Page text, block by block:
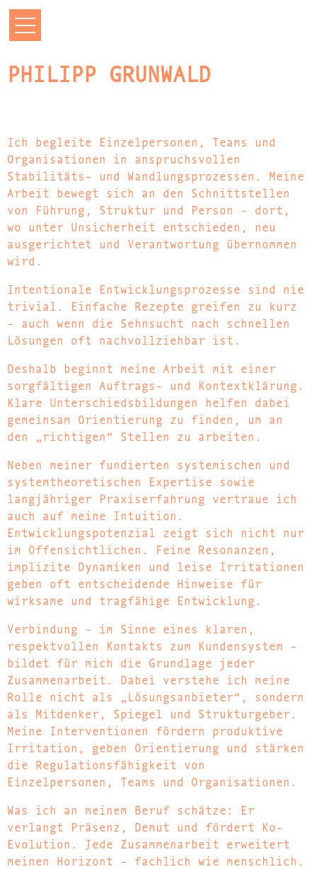
PHILIPP GRUNWALD
Ich begleite Einzelpersonen, Teams und
Organisationen in anspruchsvollen
Stabilitäts- und Wandlungsprozessen. Meine
Arbeit bewegt sich an den Schnittstellen
von Führung, Struktur und Person – dort,
wo unter Unsicherheit entschieden, neu
ausgerichtet und Verantwortung übernommen
wird.
Intentionale Entwicklungsprozesse sind nie
trivial. Einfache Rezepte greifen zu kurz
– auch wenn die Sehnsucht nach schnellen
Lösungen oft nachvollziehbar ist.
Deshalb beginnt meine Arbeit mit einer
sorgfältigen Auftrags- und Kontextklärung.
Klare Unterschiedsbildungen helfen dabei
gemeinsam Orientierung zu finden, um an
den „richtigen“ Stellen zu arbeiten.
Neben meiner fundierten systemischen und
systemtheoretischen Expertise sowie
langjähriger Praxiserfahrung vertraue ich
auch auf meine Intuition.
Entwicklungspotenzial zeigt sich nicht nur
im Offensichtlichen. Feine Resonanzen,
implizite Dynamiken und leise Irritationen
geben oft entscheidende Hinweise für
wirksame und tragfähige Entwicklung.
Verbindung – im Sinne eines klaren,
respektvollen Kontakts zum Kundensystem –
bildet für mich die Grundlage jeder
Zusammenarbeit. Dabei verstehe ich meine
Rolle nicht als „Lösungsanbieter“, sondern
als Mitdenker, Spiegel und Strukturgeber.
Meine Interventionen fördern produktive
Irritation, geben Orientierung und stärken
die Regulationsfähigkeit von
Einzelpersonen, Teams und Organisationen.
Was ich an meinem Beruf schätze: Er
verlangt Präsenz, Demut und fördert Ko-
Evolution. Jede Zusammenarbeit erweitert
meinen Horizont – fachlich wie menschlich.